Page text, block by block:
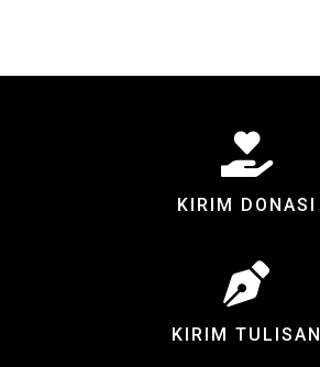
KIRIM DONASI
KIRIM TULISAN